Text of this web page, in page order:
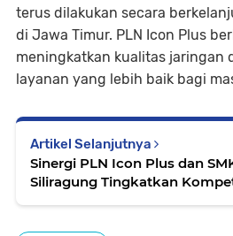
terus dilakukan secara
di Jawa Timur. PLN Icon Plus
meningkatkan kualitas jaringan
layanan yang lebih baik bagi
Artikel Selanjutnya
Sinergi PLN Icon Plus dan
Siliragung Tingkatkan